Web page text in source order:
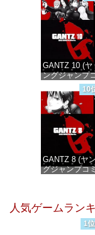
価格：
GANTZ 10 (ヤ
ングジャンプ
DIGITAL)
価格：
10
GANTZ 8 (ヤ
グジャンプコ
人気ゲームラン
1位